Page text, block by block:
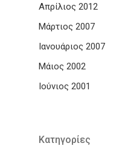
Απρίλιος 2012
Μάρτιος 2007
Ιανουάριος 2007
Μάιος 2002
Ιούνιος 2001
Kατηγορίες